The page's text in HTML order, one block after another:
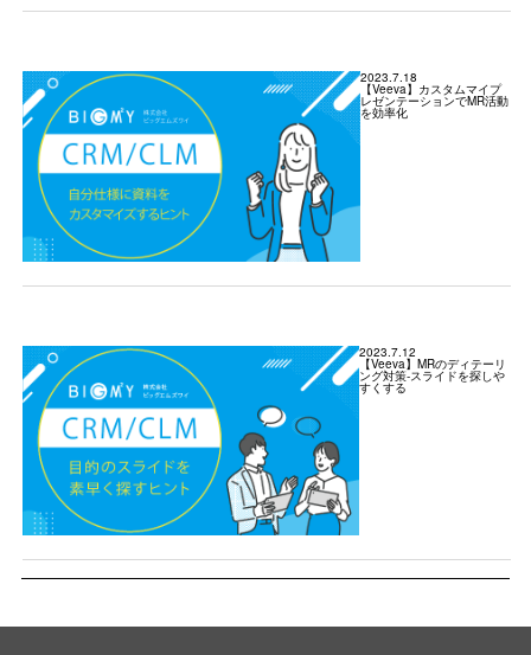
2023.7.18
【Veeva】カスタムマイプ
レゼンテーションでMR活動
を効率化
2023.7.12
【Veeva】MRのディテーリ
ング対策-スライドを探しや
すくする